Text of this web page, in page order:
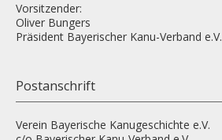
Vorsitzender:
Oliver Bungers
Präsident Bayerischer Kanu-Verband e.V.
Postanschrift
Verein Bayerische Kanugeschichte e.V.